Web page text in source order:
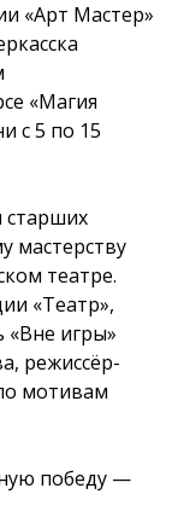
«Арт Мастер»
«Магия
с 5 по 15
старших
мастерству
театре.
«Театр»,
«Вне игры»
режиссёр-
мотивам
победу —